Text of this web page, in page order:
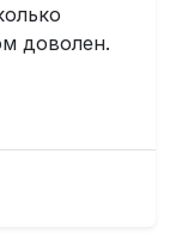
доволен.